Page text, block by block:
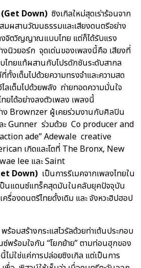
Down) ซิงเกิลใหม่สุดเร่าร้อนจาก
มผสานวัฒนธรรมและเสียงดนตรีอย่าง
งจิตวิญญาณแบบไทย แต่ก็ได้รับแรง
งนิวยอร์ก จุดเด่นของเพลงนี้คือ เสียงที่
ไทยแท้ผสานกับโปรดักชันระดับสากล
งเต็มไปด้วยความทรงจำและความสด
ลเต็มไปด้วยพลัง ถ่ายทอดความมั่นใจ
ได้อย่างลงตัวเพลง เพลงนี้
ง Brownzer ผู้เคยร่วมงานกับศิลปิน
ะ Gunner ร่วมด้วย Co producer and
ade” Adewale creative
เกิดและโตที่ The Bronx, New
lee และ Saint
Down) เป็นการรีเมคจากเพลงไทยใน
ป็นแดนซ์แทร็คสุดมันในคลับยุคปัจจุบัน
ครื่องดนตรีไทยดั้งเดิม และ จังหวะฮิปฮอป
พร้อมสร้างกระแสไวรัลด้วยท่าเต้นประกอบ
พร้อมใจกัน “โยกย้าย” ตามท่อนฮุกของ
ม่ใช่แค่การปล่อยซิงเกิล แต่เป็นการ